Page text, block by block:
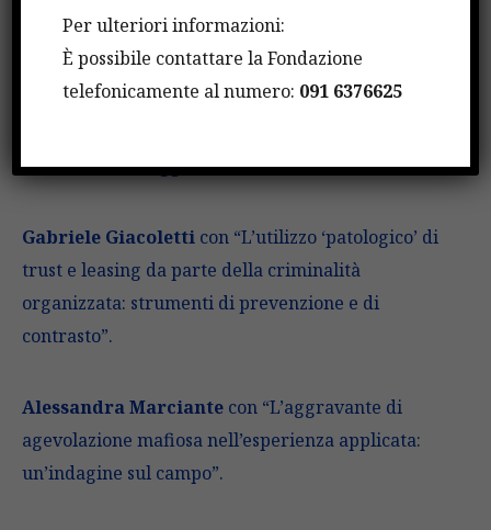
finalità di terrorismo internazionale”.
Noemi Gattocon “La funzione special –
‘AMUNI’’: Il coraggio di cambiare”.
Gabriele Giacoletti con “L’utilizzo ‘patologico’ di
trust e leasing da parte della criminalità
organizzata: strumenti di prevenzione e di
contrasto”.
Alessandra Marciante con “L’aggravante di
agevolazione mafiosa nell’esperienza applicata:
un’indagine sul campo”.
Per ulteriori informazioni:
È possibile contattare la Fondazione
telefonicamente al numero: 091 6376625